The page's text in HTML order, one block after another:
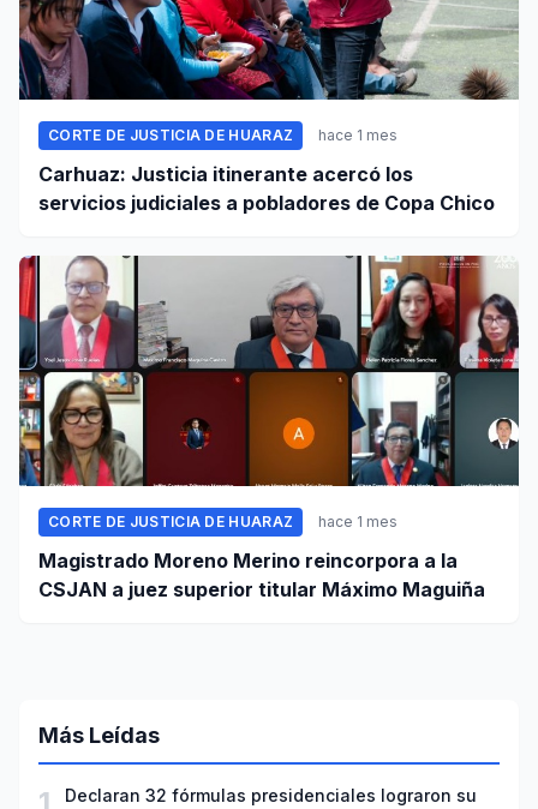
CORTE DE JUSTICIA DE HUARAZ hace 1 mes
Carhuaz: Justicia itinerante acercó los
servicios judiciales a pobladores de Copa Chico
CORTE DE JUSTICIA DE HUARAZ hace 1 mes
Magistrado Moreno Merino reincorpora a la
CSJAN a juez superior titular Máximo Maguiña
Más Leídas
Declaran 32 fórmulas presidenciales lograron su